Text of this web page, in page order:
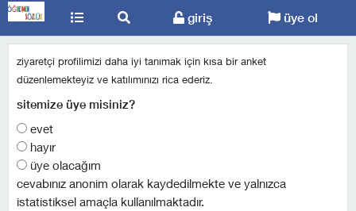
giriş üye ol
ziyaretçi profilimizi daha iyi tanımak için kısa bir anket
düzenlemekteyiz ve katılımınızı rica ederiz.
sitemize üye misiniz?
evet
hayır
üye olacağım
cevabınız anonim olarak kaydedilmekte ve yalnızca
istatistiksel amaçla kullanılmaktadır.